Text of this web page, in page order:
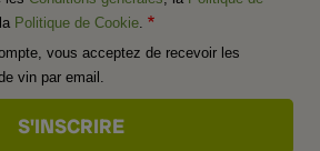
Politique de Cookie
vous acceptez de recevoir les
vin par email.